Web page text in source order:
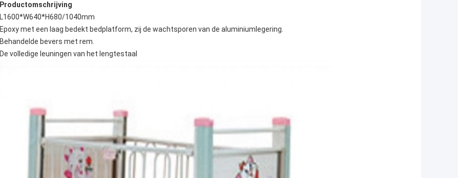
Productomschrijving
L1600*W640*H680/1040mm
Epoxy met een laag bedekt bedplatform, zij de wachtsporen van de aluminiumlegering.
Behandelde bevers met rem.
De volledige leuningen van het lengtestaal